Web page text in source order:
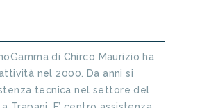
di Chirco Maurizio ha
nel 2000. Da anni si
tecnica nel settore del